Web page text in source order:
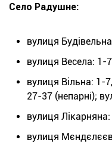
Село Радушне:
вулиця
вулиця Весела: 1-
вулиця Вільна: 1-
27-37 (непарні);
вулиця
вулиця